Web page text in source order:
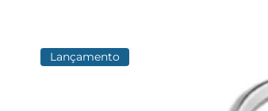
Lançamento